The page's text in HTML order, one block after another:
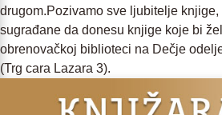
drugom.Pozivamo sve ljubitelje knjige,
sugrađane da donesu knjige koje bi
obrenovačkoj biblioteci na Dečje
(Trg cara Lazara 3).